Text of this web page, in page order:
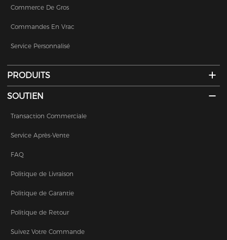
Commerce De Gros
Commandes En Vrac
Service Personnalisé
PRODUITS
SOUTIEN
Transaction Commerciale
Service Après-Vente
FAQ
Politique de Livraison
Politique de Garantie
Politique de Retour
Suivez Votre Commande